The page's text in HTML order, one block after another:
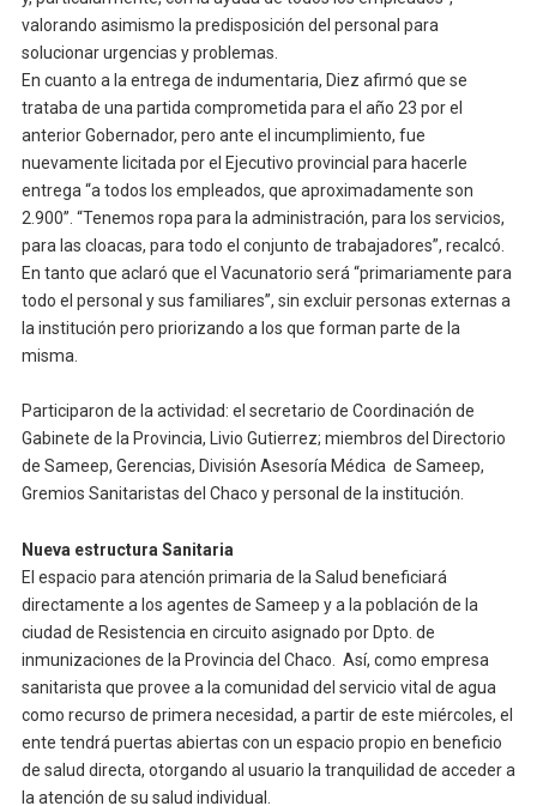
valorando asimismo la predisposición del personal para
solucionar urgencias y problemas.
En cuanto a la entrega de indumentaria, Diez afirmó que se
trataba de una partida comprometida para el año 23 por el
anterior Gobernador, pero ante el incumplimiento, fue
nuevamente licitada por el Ejecutivo provincial para hacerle
entrega “a todos los empleados, que aproximadamente son
2.900”. “Tenemos ropa para la administración, para los servicios,
para las cloacas, para todo el conjunto de trabajadores”, recalcó.
En tanto que aclaró que el Vacunatorio será “primariamente para
todo el personal y sus familiares”, sin excluir personas externas a
la institución pero priorizando a los que forman parte de la
misma.
Participaron de la actividad: el secretario de Coordinación de
Gabinete de la Provincia, Livio Gutierrez; miembros del Directorio
de Sameep, Gerencias, División Asesoría Médica de Sameep,
Gremios Sanitaristas del Chaco y personal de la institución.
Nueva estructura Sanitaria
El espacio para atención primaria de la Salud beneficiará
directamente a los agentes de Sameep y a la población de la
ciudad de Resistencia en circuito asignado por Dpto. de
inmunizaciones de la Provincia del Chaco. Así, como empresa
sanitarista que provee a la comunidad del servicio vital de agua
como recurso de primera necesidad, a partir de este miércoles, el
ente tendrá puertas abiertas con un espacio propio en beneficio
de salud directa, otorgando al usuario la tranquilidad de acceder a
la atención de su salud individual.